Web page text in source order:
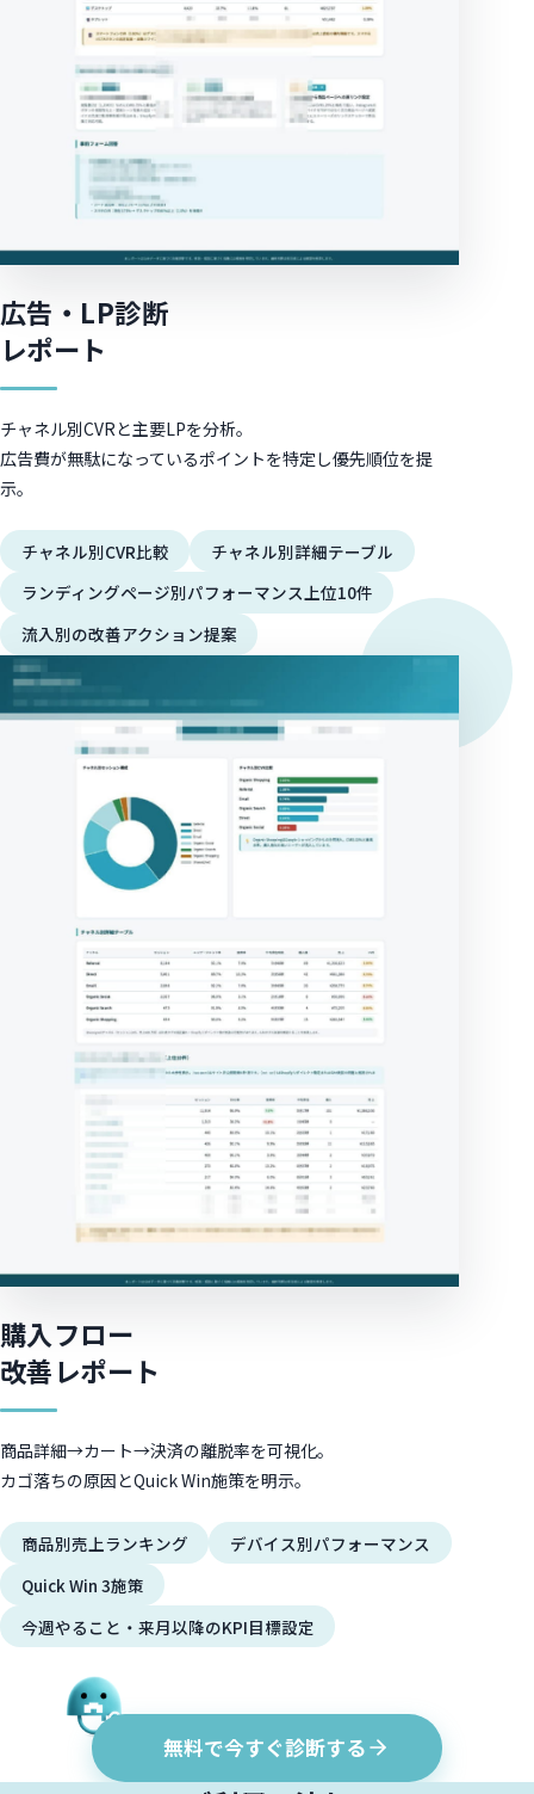
広告・LP診断
レポート
チャネル別CVRと主要LPを分析。
広告費が無駄になっているポイントを特定し優先順位を提
示。
チャネル別CVR比較
チャネル別詳細テーブル
ランディングページ別パフォーマンス上位10件
流入別の改善アクション提案
購入フロー
改善レポート
商品詳細→カート→決済の離脱率を可視化。
カゴ落ちの原因とQuick Win施策を明示。
商品別売上ランキング
デバイス別パフォーマンス
Quick Win 3施策
今週やること・来月以降のKPI目標設定
無料で今すぐ診断する